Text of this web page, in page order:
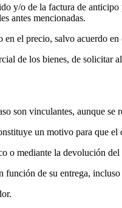
y/o de la factura de
antes mencionadas.
en el precio, salvo acuerdo en
los bienes, de solicitar
son vinculantes, aunque se
un motivo para que
o mediante la
de su entrega, incluso